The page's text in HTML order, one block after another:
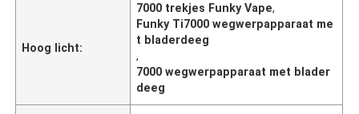
Hoog licht:
7000 trekjes Funky Vape,
Funky Ti7000 wegwerpapparaat me
t bladerdeeg
,
7000 wegwerpapparaat met blader
deeg